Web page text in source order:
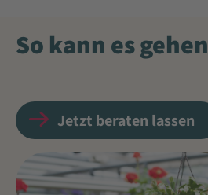
So kann es gehen
Jetzt beraten lassen